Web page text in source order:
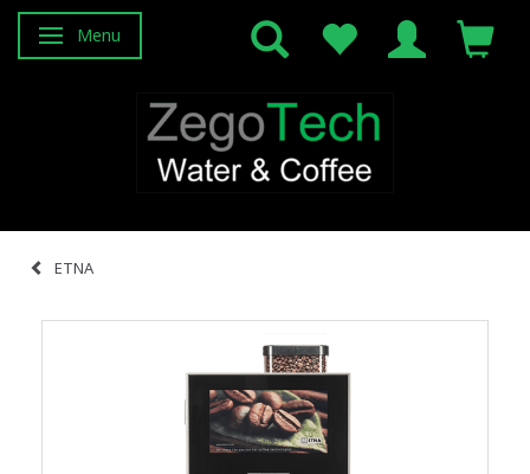
Attiva/disattiva navigazione
Menu
ETNA